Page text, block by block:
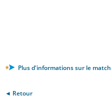
Plus d'informations sur le match
◄ Retour